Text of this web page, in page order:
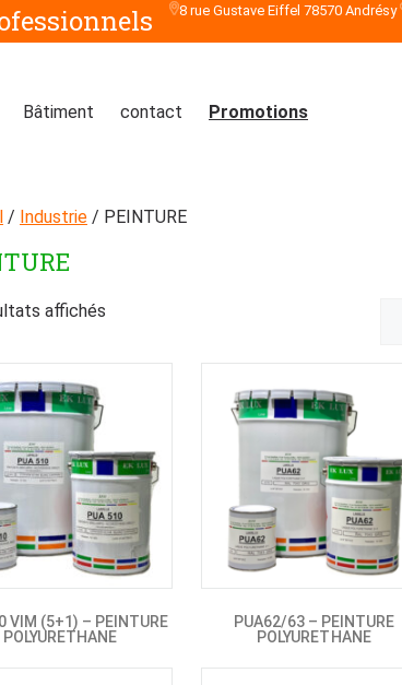
8 rue Gustave Eiffel 78570 Andrésy
Bâtiment contact Promotions
/ Industrie / PEINTURE
affichés
VIM (5+1) – PEINTURE
POLYURETHANE
PUA62/63 – PEINTURE
POLYURETHANE